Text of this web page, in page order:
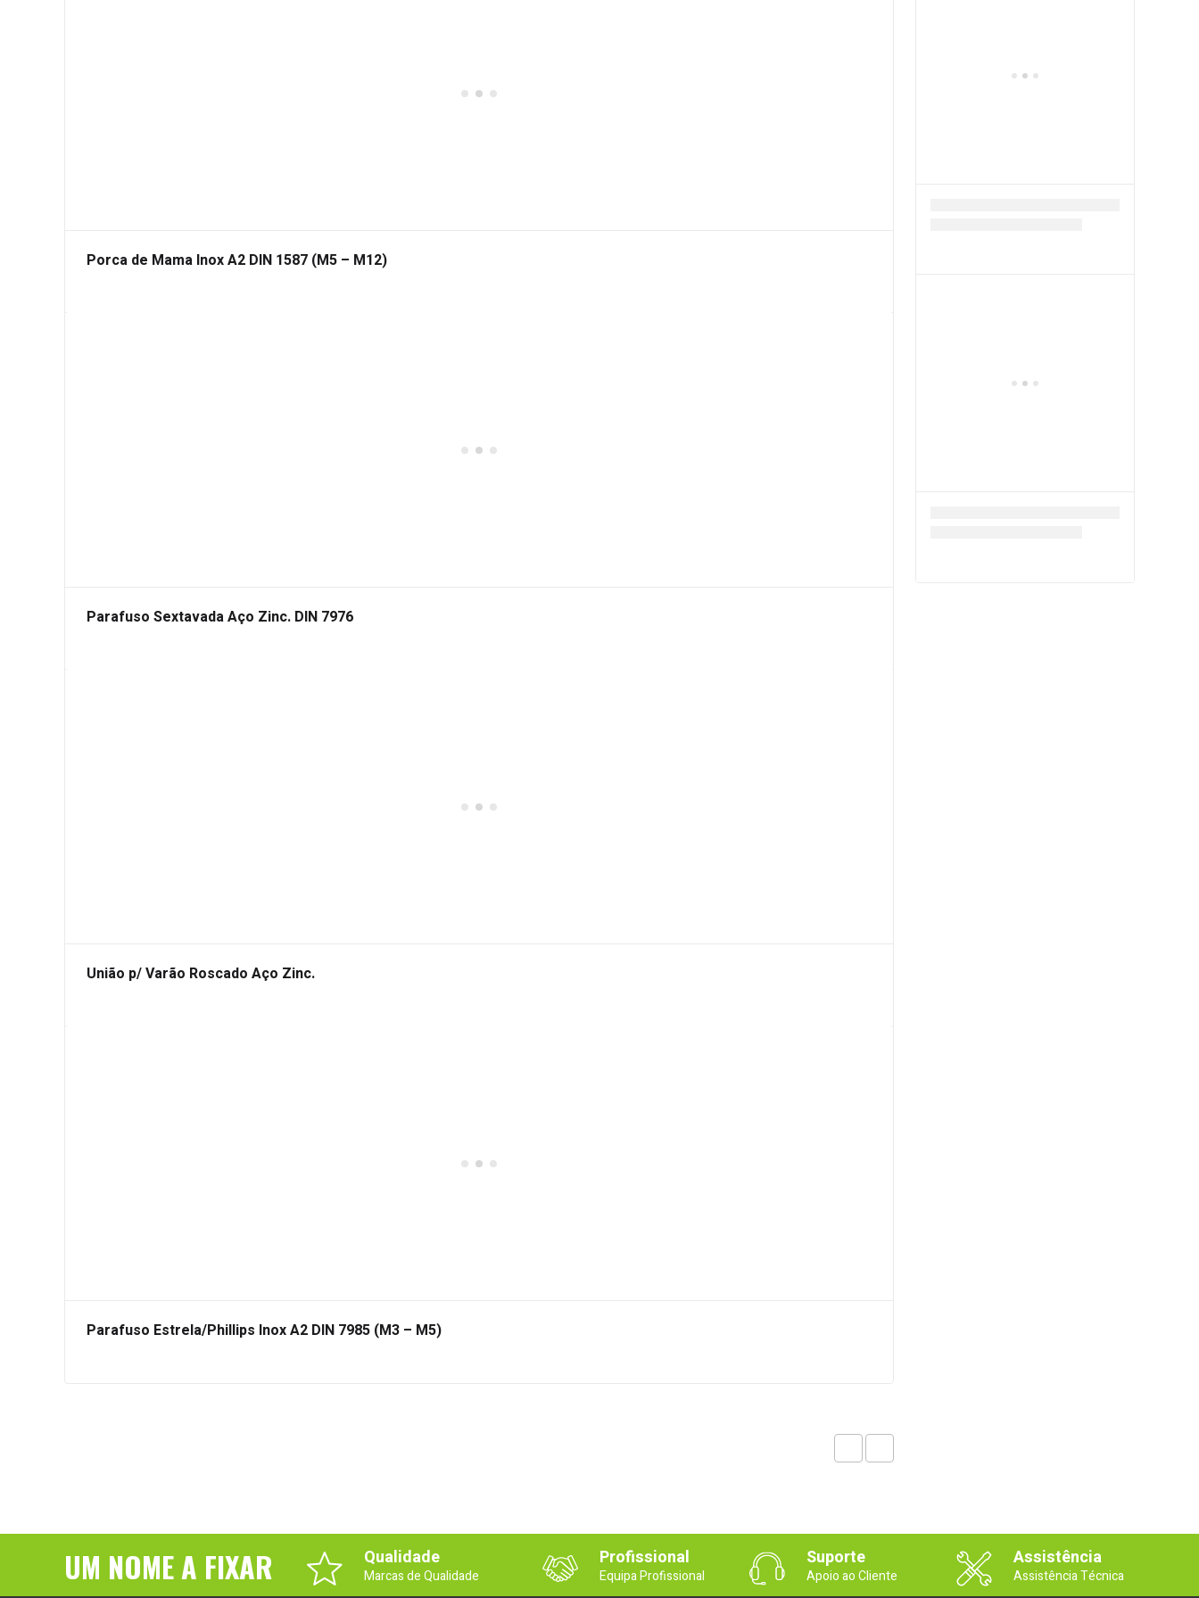
Porca de Mama Inox A2 DIN 1587 (M5 – M12)
Parafuso Sextavada Aço Zinc. DIN 7976
União p/ Varão Roscado Aço Zinc.
Parafuso Estrela/Phillips Inox A2 DIN 7985 (M3 – M5)
UM NOME A FIXAR Qualidade
Marcas de Qualidade
Profissional
Equipa Profissional
Suporte
Apoio ao Cliente
Assistência
Assistência Técnica